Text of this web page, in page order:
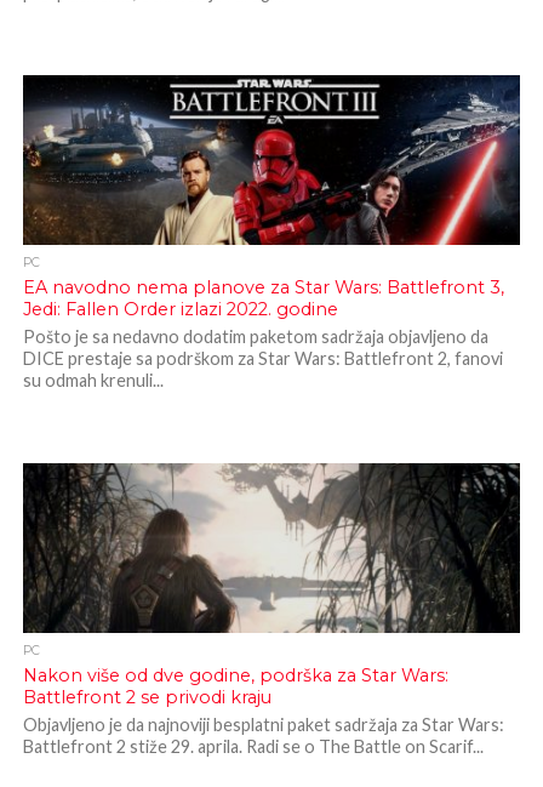
PC
EA navodno nema planove za Star Wars: Battlefront 3,
Jedi: Fallen Order izlazi 2022. godine
Pošto je sa nedavno dodatim paketom sadržaja objavljeno da
DICE prestaje sa podrškom za Star Wars: Battlefront 2, fanovi
su odmah krenuli...
PC
Nakon više od dve godine, podrška za Star Wars:
Battlefront 2 se privodi kraju
Objavljeno je da najnoviji besplatni paket sadržaja za Star Wars:
Battlefront 2 stiže 29. aprila. Radi se o The Battle on Scarif...